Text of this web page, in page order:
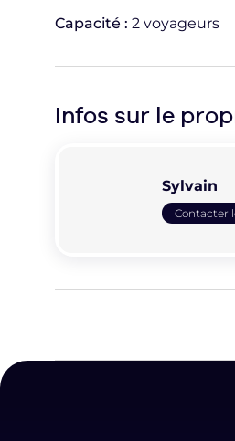
Capacité : 2 voyageurs
Infos sur le
Sylvain
Contacter